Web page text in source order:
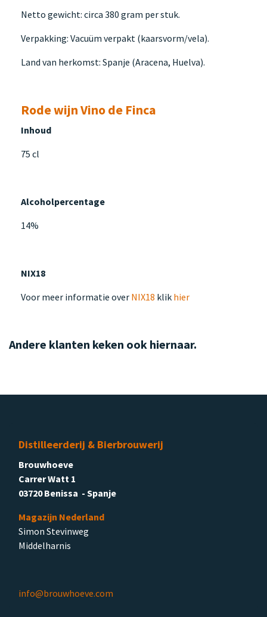
Netto gewicht: circa 380 gram per stuk.
Verpakking: Vacuüm verpakt (kaarsvorm/vela).
Land van herkomst: Spanje (Aracena, Huelva).
Rode wijn Vino de Finca
Inhoud
75 cl
Alcoholpercentage
14%
NIX18
Voor meer informatie over NIX18 klik hier
Andere klanten keken ook hiernaar.
Distilleerderij & Bierbrouwerij
Brouwhoeve
Carrer Watt 1
03720 Benissa - Spanje
Magazijn Nederland
Simon Stevinweg
Middelharnis
info@brouwhoeve.com